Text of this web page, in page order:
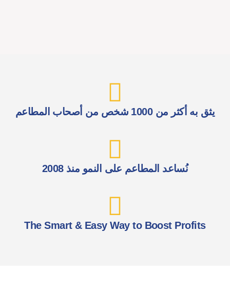
يثق به أكثر من 1000 شخص من أصحاب المطاعم
نُساعد المطاعم على النمو منذ 2008
The Smart & Easy Way to Boost Profits